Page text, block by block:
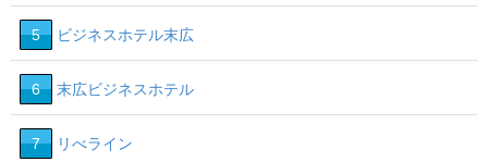
5 ビジネスホテル末広
6 末広ビジネスホテル
7 リべライン